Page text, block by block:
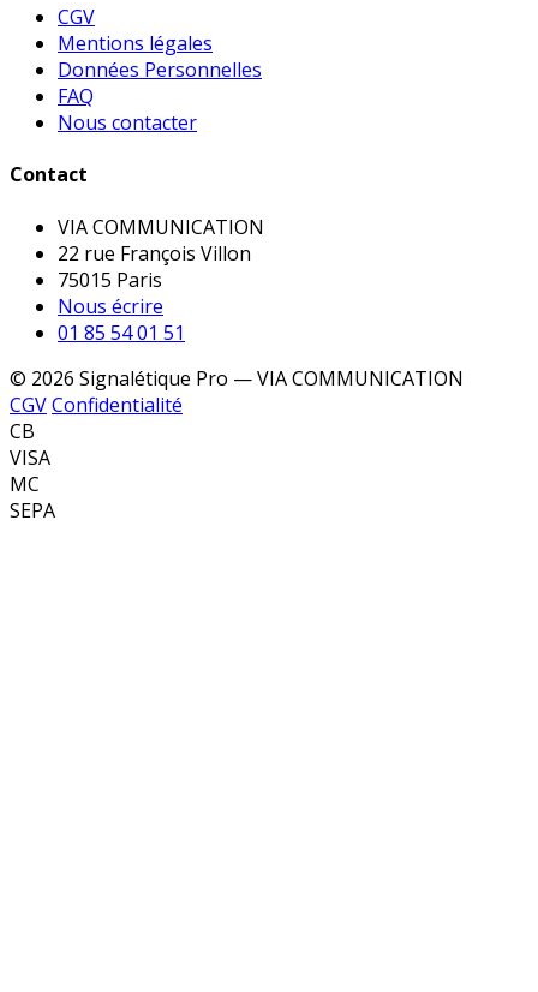
CGV
Mentions légales
Données Personnelles
FAQ
Nous contacter
Contact
VIA COMMUNICATION
22 rue François Villon
75015 Paris
Nous écrire
01 85 54 01 51
© 2026 Signalétique Pro — VIA COMMUNICATION
CGVConfidentialité
CB
VISA
MC
SEPA